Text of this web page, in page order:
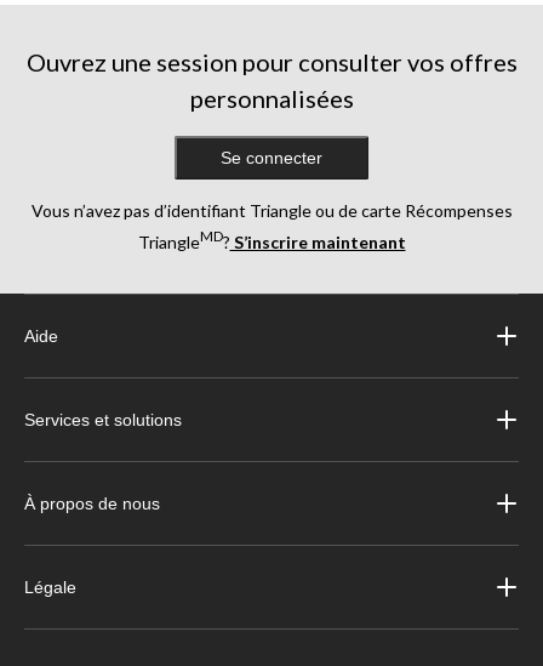
Ouvrez une session pour consulter vos offres
personnalisées
Se connecter
Vous n’avez pas d’identifiant Triangle ou de carte Récompenses
TriangleMD? S’inscrire maintenant
Aide
Services et solutions
À propos de nous
Légale